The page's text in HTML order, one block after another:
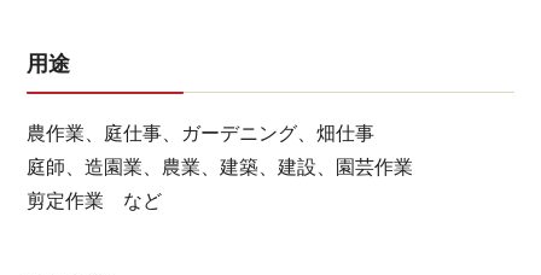
用途
農作業、庭仕事、ガーデニング、畑仕事
庭師、造園業、農業、建築、建設、園芸作業
剪定作業 など